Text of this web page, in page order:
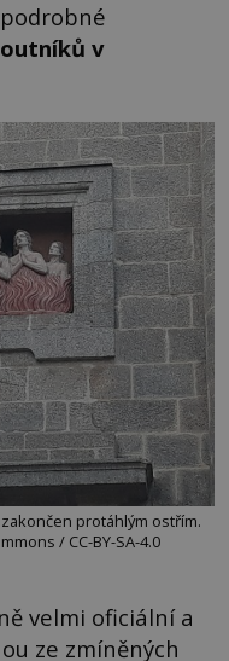
v
protáhlým ostřím.
/ CC-BY-SA-4.0
velmi oficiální a
ze zmíněných